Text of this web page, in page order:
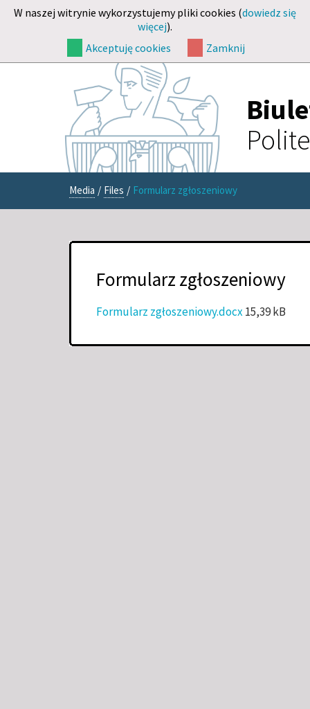
W naszej witrynie wykorzystujemy pliki cookies (dowiedz się
więcej).
Akceptuję cookies
Zamknij
Media / Files / Formularz zgłoszeniowy
Formularz zgłoszeniowy
Formularz zgłoszeniowy.docx15,39 kB